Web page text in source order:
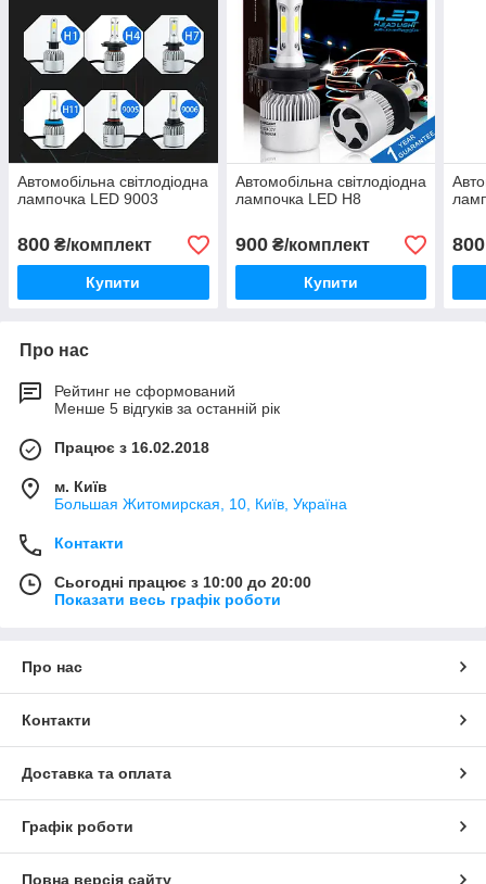
Автомобільна світлодіодна
лампочка LED 9003
800 ₴/комплект
Купити
Автомобільна світлодіодна
лампочка LED Н8
900₴/комплект
Купити
800
Про нас
Рейтинг не сформований
Менше 5 відгуків за останній рік
Працює з 16.02.2018
м. Київ
Большая Житомирская, 10, Київ, Україна
Контакти
Сьогодні працює з 10:00 до 20:00
Показати весь графік роботи
Про нас
Контакти
Доставка та оплата
Графік роботи
Повна версія сайту